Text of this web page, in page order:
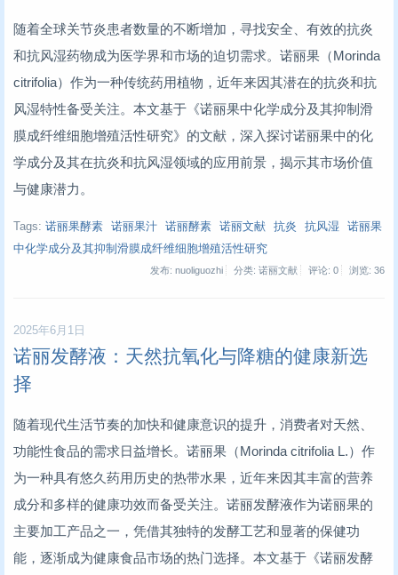
随着全球关节炎患者数量的不断增加，寻找安全、有效的抗炎
和抗风湿药物成为医学界和市场的迫切需求。诺丽果（Morinda
citrifolia）作为一种传统药用植物，近年来因其潜在的抗炎和抗
风湿特性备受关注。本文基于《诺丽果中化学成分及其抑制滑
膜成纤维细胞增殖活性研究》的文献，深入探讨诺丽果中的化
学成分及其在抗炎和抗风湿领域的应用前景，揭示其市场价值
与健康潜力。
Tags: 诺丽果酵素 诺丽果汁 诺丽酵素 诺丽文献 抗炎 抗风湿
诺丽果
中化学成分及其抑制滑膜成纤维细胞增殖活性研究
发布: nuoliguozhi 分类: 诺丽文献 评论: 0 浏览: 36
2025年6月1日
诺丽发酵液：天然抗氧化与降糖的健康新选
择
随着现代生活节奏的加快和健康意识的提升，消费者对天然、
功能性食品的需求日益增长。诺丽果（Morinda citrifolia L.）作
为一种具有悠久药用历史的热带水果，近年来因其丰富的营养
成分和多样的健康功效而备受关注。诺丽发酵液作为诺丽果的
主要加工产品之一，凭借其独特的发酵工艺和显著的保健功
能，逐渐成为健康食品市场的热门选择。本文基于《诺丽发酵